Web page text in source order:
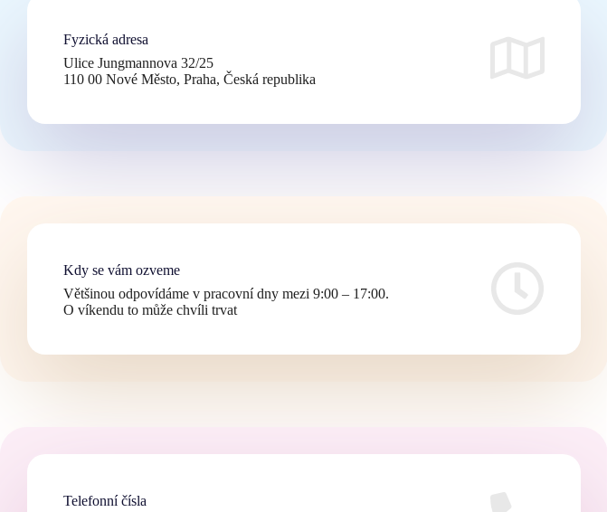
Fyzická adresa
Ulice Jungmannova 32/25
110 00 Nové Město, Praha, Česká republika
Kdy se vám ozveme
Většinou odpovídáme v pracovní dny mezi 9:00 – 17:00.
O víkendu to může chvíli trvat
Telefonní čísla